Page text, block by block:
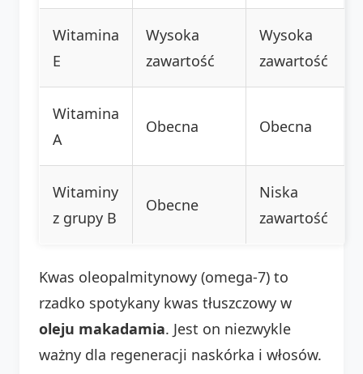
Witamina
E
Wysoka
zawartość
Wysoka
zawartość
Witamina
A
Obecna Obecna
Witaminy
z grupy B
Obecne
Niska
zawartość
Kwas oleopalmitynowy (omega-7) to
rzadko spotykany kwas tłuszczowy w
oleju makadamia. Jest on niezwykle
ważny dla regeneracji naskórka i włosów.